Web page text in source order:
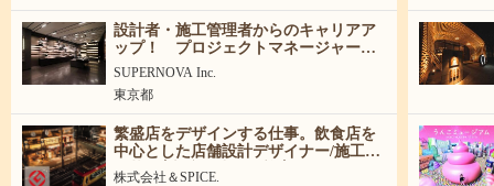
設計者・施工管理者からのキャリアア
ップ！ プロジェクトマネージャー募
集
SUPERNOVA Inc.
東京都
繁盛店をデザインする仕事。飲食店を
中心とした店舗設計デザイナー/施工管
理募集│新卒・中途歓迎│
株式会社＆SPICE.